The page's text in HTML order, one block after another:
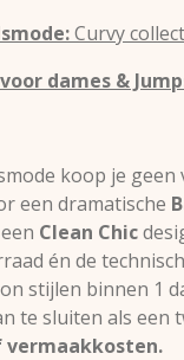
Curvy
dames &
koop je geen
een dramatische
Clean Chic
én de
stijlen binnen 1
te sluiten als een